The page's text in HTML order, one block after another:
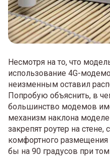
Несмотря на то, что
использование 4G-
неизменным оставил
Попробую объяснить, в
большинство модемов
механизм наклона
закрепят роутер на стене,
комфортного
бы на 90 градусов при